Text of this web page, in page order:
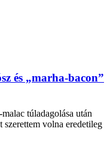
és „marha-bacon”
túladagolása után
volna eredetileg